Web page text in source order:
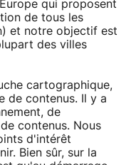
qui proposent
de tous les
et notre objectif est
des villes
cartographique,
de contenus. Il y a
de
contenus. Nous
d'intérêt
Bien sûr, sur la